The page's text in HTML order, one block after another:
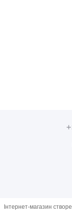
Інтернет-магазин